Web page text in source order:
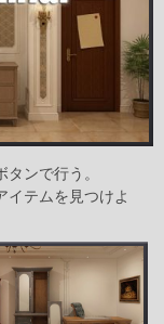
ンで行う。
イテムを見つけよ